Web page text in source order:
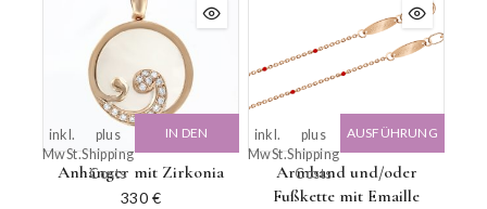
Anhänger mit Zirkonia
330 €
inkl.
MwSt.
plus
Shipping
Costs
IN DEN
Armband und/oder
Fußkette mit Emaille
inkl.
MwSt.
plus
Shipping
Costs
AUSFÜHRUNG